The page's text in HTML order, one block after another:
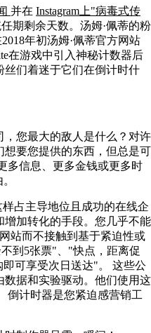
并在 Instagram上"病毒式传
期剩余天数。汤姆·佩蒂的粉
年初汤姆·佩蒂官方网站
在游戏中引入神秘计数器后
们着迷于它们在倒计时什
您最大的敌人是什么？对许
要您提供的东西，但总是可
多信息、更多金钱或更多时
样占主导地位且成功的在线企
加转化的手段。您几乎不能
站而不接触到基于紧迫性或
到5张票"、"快点，距离促
可享受次日送达"。 这些公
据和实验驱动。他们使用这
倒计时器是您紧迫感营销工